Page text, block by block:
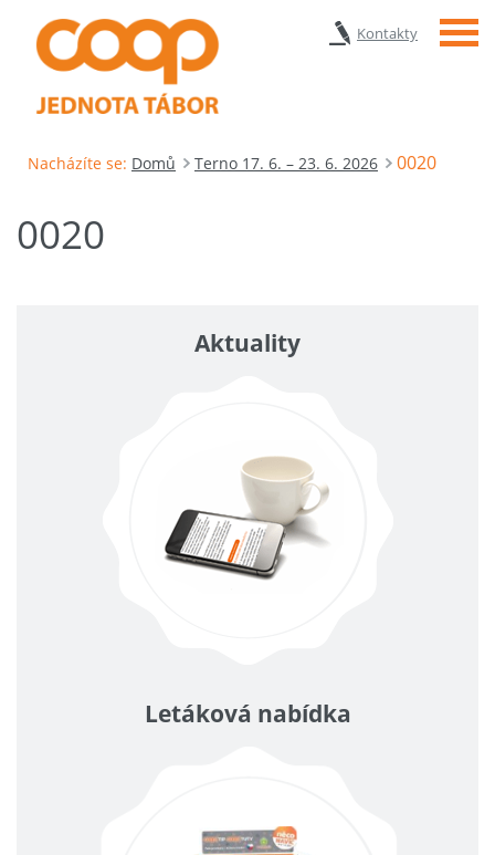
Kontakty Menu
Nacházíte se: Domů Terno 17. 6. – 23. 6. 2026 0020
0020
Aktuality
Letáková nabídka